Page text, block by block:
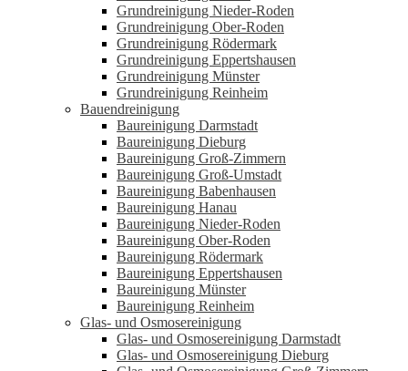
Grundreinigung Nieder-Roden
Grundreinigung Ober-Roden
Grundreinigung Rödermark
Grundreinigung Eppertshausen
Grundreinigung Münster
Grundreinigung Reinheim
Bauendreinigung
Baureinigung Darmstadt
Baureinigung Dieburg
Baureinigung Groß-Zimmern
Baureinigung Groß-Umstadt
Baureinigung Babenhausen
Baureinigung Hanau
Baureinigung Nieder-Roden
Baureinigung Ober-Roden
Baureinigung Rödermark
Baureinigung Eppertshausen
Baureinigung Münster
Baureinigung Reinheim
Glas- und Osmosereinigung
Glas- und Osmosereinigung Darmstadt
Glas- und Osmosereinigung Dieburg